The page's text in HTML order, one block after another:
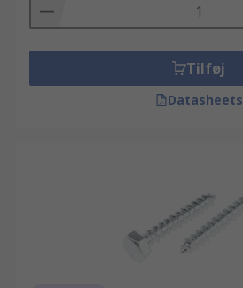
Tilføj
Datasheets